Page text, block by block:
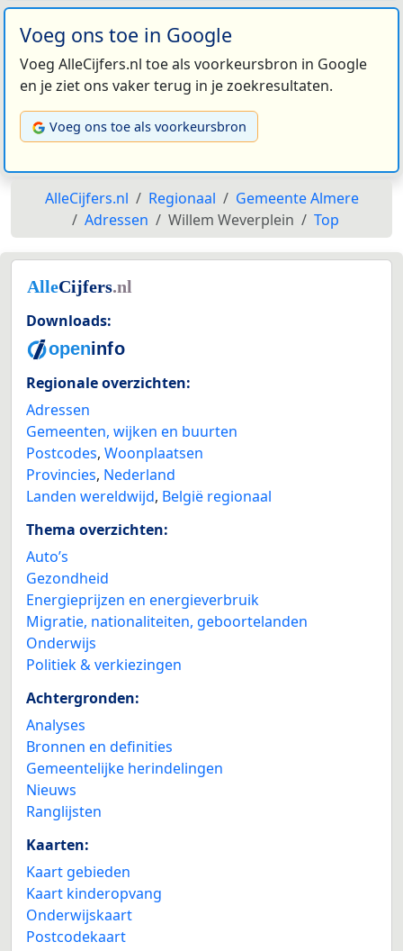
Voeg ons toe in Google
Voeg AlleCijfers.nl toe als voorkeursbron in Google
en je ziet ons vaker terug in je zoekresultaten.
Voeg ons toe als voorkeursbron
AlleCijfers.nl Regionaal
Gemeente Almere
Adressen
Willem Weverplein Top
Downloads:
Regionale overzichten:
Adressen
Gemeenten, wijken en buurten
Postcodes, Woonplaatsen
Provincies, Nederland
Landen wereldwijd, België regionaal
Thema overzichten:
Auto’s
Gezondheid
Energieprijzen en energieverbruik
Migratie, nationaliteiten, geboortelanden
Onderwijs
Politiek & verkiezingen
Achtergronden:
Analyses
Bronnen en definities
Gemeentelijke herindelingen
Nieuws
Ranglijsten
Kaarten:
Kaart gebieden
Kaart kinderopvang
Onderwijskaart
Postcodekaart